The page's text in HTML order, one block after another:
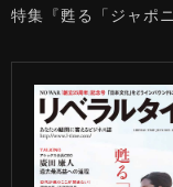
特集『甦る「ジャポ